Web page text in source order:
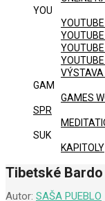
YOU
GAM
GAMES
SPR
SUK
KAPITOLY
Tibetské
Autor: SAŠA PUEBLO